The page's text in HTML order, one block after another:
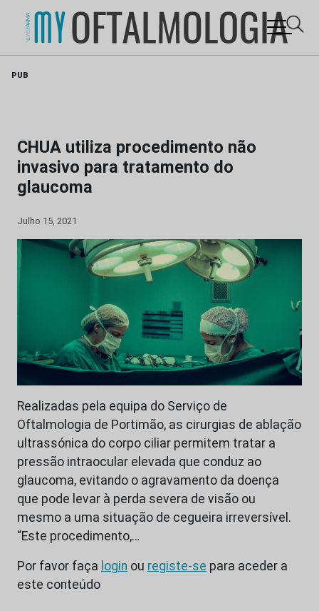
PUB
CHUA utiliza procedimento não
invasivo para tratamento do
glaucoma
Julho 15, 2021
Realizadas pela equipa do Serviço de
Oftalmologia de Portimão, as cirurgias de ablação
ultrassónica do corpo ciliar permitem tratar a
pressão intraocular elevada que conduz ao
glaucoma, evitando o agravamento da doença
que pode levar à perda severa de visão ou
mesmo a uma situação de cegueira irreversível.
“Este procedimento,…
Por favor faça login ou registe-se para aceder a
este conteúdo